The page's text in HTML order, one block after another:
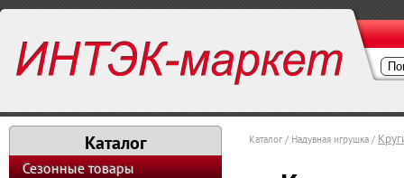
Каталог
Сезонные товары
Каталог / Надувная игрушка /